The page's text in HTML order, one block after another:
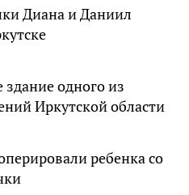
Диана и Даниил
одного из
Иркутской области
ребенка со